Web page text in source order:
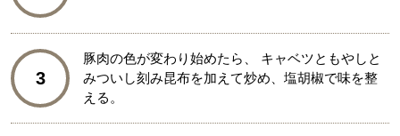
3
豚肉の色が変わり始めたら、 キャベツともやしと
みついし刻み昆布を加えて炒め、塩胡椒で味を整
える。